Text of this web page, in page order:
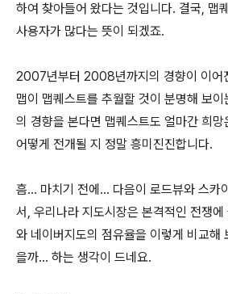
하여 찾아들어 왔다는 것입니다. 결국, 맵
사용자가 많다는 뜻이 되겠죠.
2007년부터 2008년까지의 경향이 이어
맵이 맵퀘스트를 추월할 것이 분명해 보
의 경향을 본다면 맵퀘스트도 얼마간 희
어떻게 전개될 지 정말 흥미진진합니다.
흠... 마치기 전에... 다음이 로드뷰와 스카
서, 우리나라 지도시장은 본격적인 전쟁
와 네이버지도의 점유율을 이렇게 비교해
을까... 하는 생각이 드네요.